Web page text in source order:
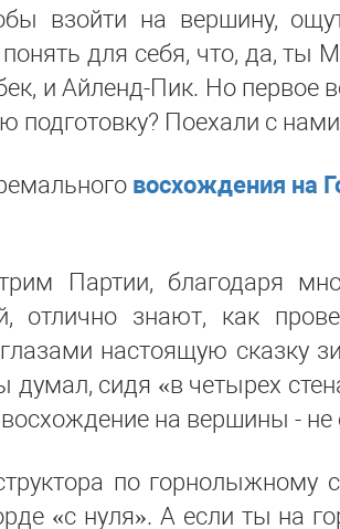
взойти на вершину,
понять для себя, что, да,
и Айленд-Пик. Но первое
подготовку? Поехали с
восхождения на
Партии, благодаря
отлично знают, как
настоящую сказку
думал, сидя «в четырех
на вершины -
по горнолыжному
«с нуля». А если ты